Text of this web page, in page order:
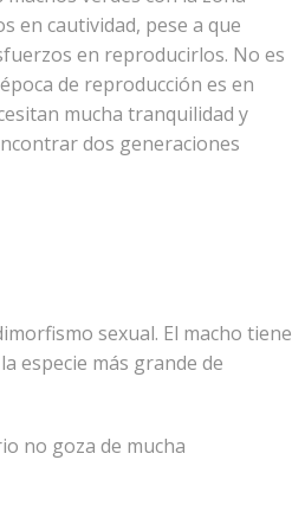
en cautividad, pese a que
en reproducirlos. No es
de reproducción es en
mucha tranquilidad y
dos generaciones
sexual. El macho tiene
especie más grande de
no goza de mucha